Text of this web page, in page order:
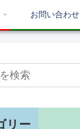
お問い合わせ
リー